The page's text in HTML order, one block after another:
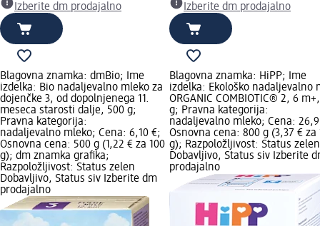
Izberite dm prodajalno
Izberite dm prodajalno
Blagovna znamka: dmBio; Ime
izdelka: Bio nadaljevalno mleko za
dojenčke 3, od dopolnjenega 11.
meseca starosti dalje, 500 g;
Pravna kategorija:
nadaljevalno mleko; Cena: 6,10 €;
Osnovna cena: 500 g (1,22 € za 100
g); dm znamka grafika;
Razpoložljivost: Status zelen
Dobavljivo, Status siv Izberite dm
prodajalno
Blagovna znamka: HiPP; Ime
izdelka: Ekološko nadaljevalno
ORGANIC COMBIOTIC® 2, 6
g; Pravna kategorija:
nadaljevalno mleko; Cena:
Osnovna cena: 800 g (3,37 € za
g); Razpoložljivost: Status zelen
Dobavljivo, Status siv Izberite
prodajalno